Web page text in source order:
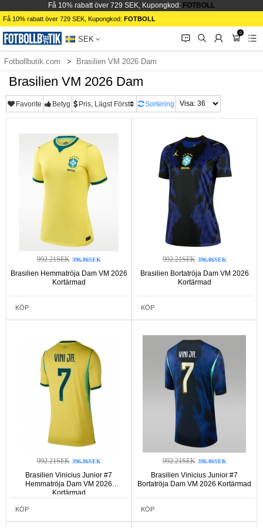
Få 10% rabatt över 729 SEK, Kupongkod: FOTBOLL
Få 10% rabatt över 729 SEK, Kupongkod: FOTBOLL
SEK 󰂱 󰂨 󰃳
0
󰃦 󰃖
Fotbollbutik.com Brasilien VM 2026 Dam
Brasilien VM 2026 Dam
Favorite Betyg Pris, Lägst Först Sortering
992.21SEK 396.86SEK
Brasilien Hemmatröja Dam VM 2026
Kortärmad
KÖP
992.21SEK 396.86SEK
Brasilien Bortatröja Dam VM 2026
Kortärmad
KÖP
992.21SEK 396.86SEK
Brasilien Vinicius Junior #7
Hemmatröja Dam VM 2026
Kortärmad
KÖP
992.21SEK 396.86SEK
Brasilien Vinicius Junior #7
Bortatröja Dam VM 2026 Kortärmad
KÖP